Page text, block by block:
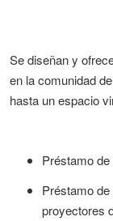
Se diseñan y
en la comunidad
hasta un espacio
Préstamo
Préstamo
proyectores